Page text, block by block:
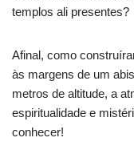
templos ali presentes?
Afinal, como
às margens de um
metros de altitude, a
espiritualidade e
conhecer!